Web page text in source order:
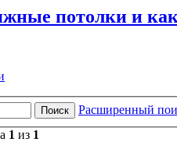
потолки и
Поиск
Расширенный
1 из 1